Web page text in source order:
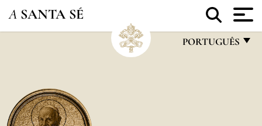
A SANTA SÉ
PORTUGUÊS